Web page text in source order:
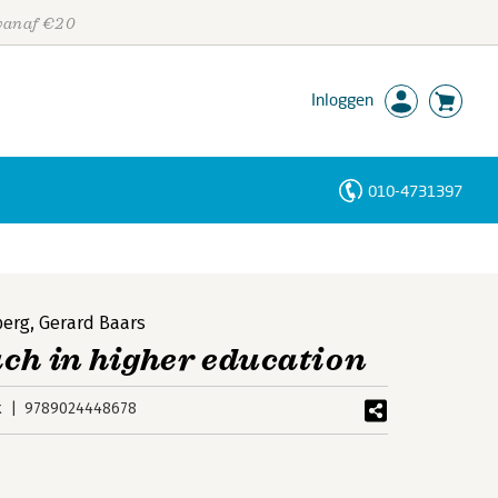
€20
Inloggen
010-4731397
,Gerard Baars
in higher education
9789024448678
Personen